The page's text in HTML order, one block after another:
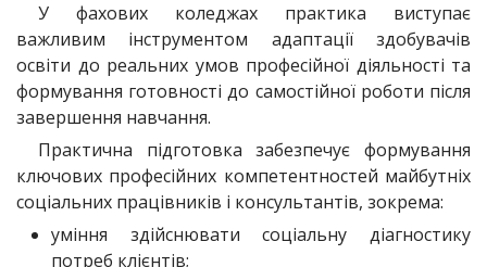
У фахових коледжах практика виступає
важливим інструментом адаптації здобувачів
освіти до реальних умов професійної діяльності та
формування готовності до самостійної роботи після
завершення навчання.
Практична підготовка забезпечує формування
ключових професійних компетентностей майбутніх
соціальних працівників і консультантів, зокрема:
уміння здійснювати соціальну діагностику
потреб клієнтів;